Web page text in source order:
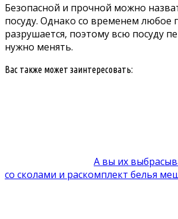
Безопасной и прочной можно
посуду. Однако со временем любое
разрушается, поэтому всю посуду
нужно менять.
Вас также может заинтересовать:
А вы их
со сколами и раскомплект белья